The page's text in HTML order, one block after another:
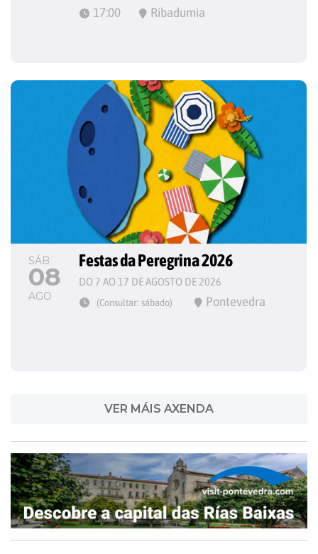
17:00 Ribadumia
SÁB
08
AGO
Festas da Peregrina 2026
DO 7 AO 17 DE AGOSTO DE 2026
(Consultar: sábado) Pontevedra
VER MÁIS AXENDA